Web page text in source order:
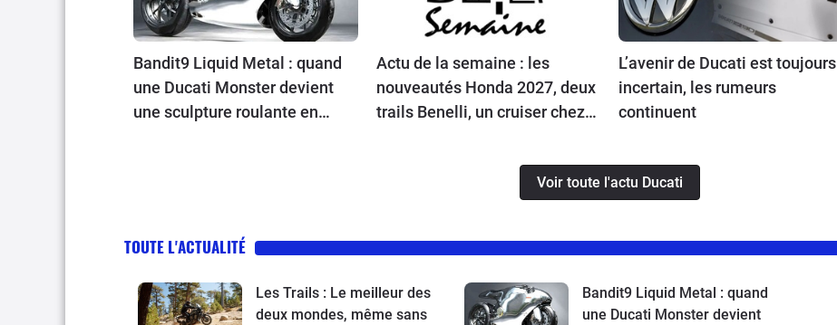
Bandit9 Liquid Metal : quand
une Ducati Monster devient
une sculpture roulante en
Actu de la semaine : les
nouveautés Honda 2027, deux
trails Benelli, un cruiser chez
Norton Atlas à l’essai
L’avenir de Ducati est toujours
incertain, les rumeurs
continuent
Voir toute l'actu Ducati
TOUTE L'ACTUALITÉ
Les Trails : Le meilleur des
deux mondes, même sans
Bandit9 Liquid Metal : quand
une Ducati Monster devient